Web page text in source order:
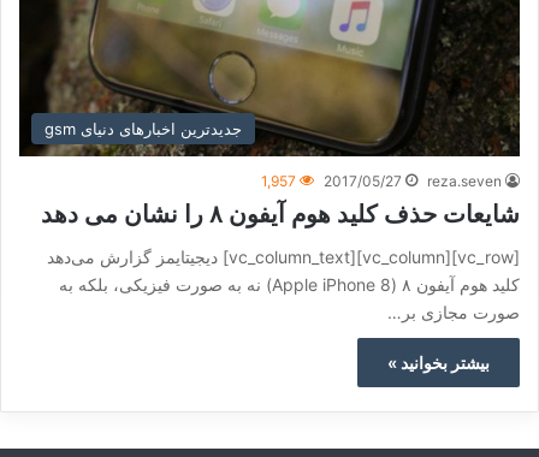
جدیدترین اخبارهای دنیای gsm
reza.seven
2017/05/27
1,957
شایعات حذف کلید هوم آیفون ۸ را نشان می دهد
[vc_row][vc_column][vc_column_text] دیجیتایمز گزارش می‌دهد
کلید هوم آیفون ۸ (Apple iPhone 8) نه به صورت فیزیکی، بلکه به
صورت مجازی بر…
بیشتر بخوانید »